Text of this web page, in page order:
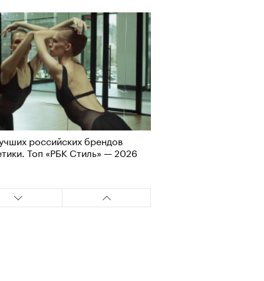
российских брендов
Топ «РБК Стиль» — 2026
и masters:dom
первую резиденцию